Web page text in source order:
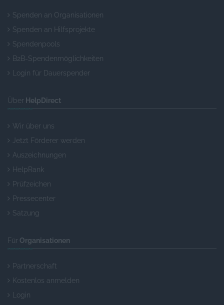
Spenden an Organisationen
Spenden an Hilfsprojekte
Spendenpools
B2B-Spendenmöglichkeiten
Login für Dauerspender
Über HelpDirect
Wir über uns
Jetzt Förderer werden
Auszeichnungen
HelpRank
Prüfzeichen
Pressecenter
Satzung
Für Organisationen
Partnerschaft
Kostenlos anmelden
Login